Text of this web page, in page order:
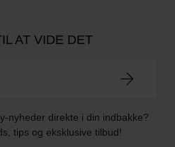
AT VIDE DET
nyheder direkte i din indbakke?
tips og eksklusive tilbud!